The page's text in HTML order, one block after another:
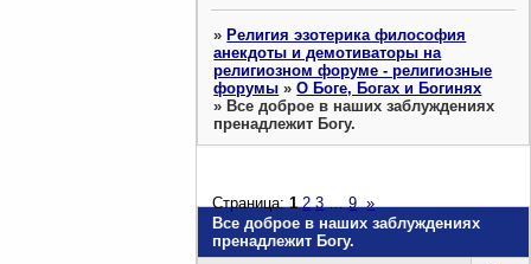
»Религия эзотерика философия
анекдоты и демотиваторы на
религиозном форуме - религиозные
форумы »О Боге, Богах и Богинях
»Все доброе в наших заблуждениях
пренадлежит Богу.
Все доброе в наших заблуждениях
пренадлежит Богу.
Страница:1 2 3 … 9 »